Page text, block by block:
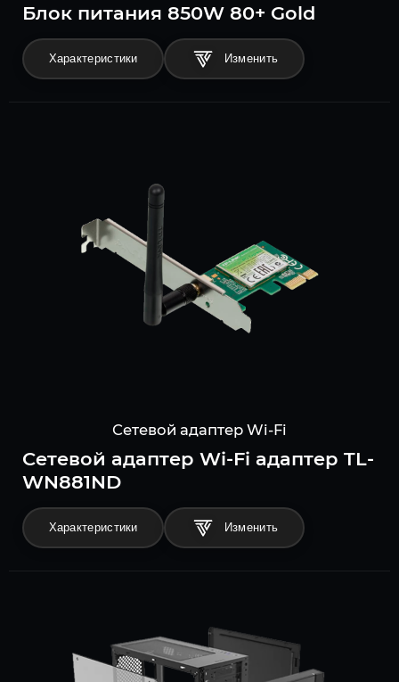
Блок питания 850W 80+ Gold
Характеристики
Сетевой адаптер Wi-Fi
Сетевой адаптер Wi-Fi адаптер TL-
WN881ND
Характеристики